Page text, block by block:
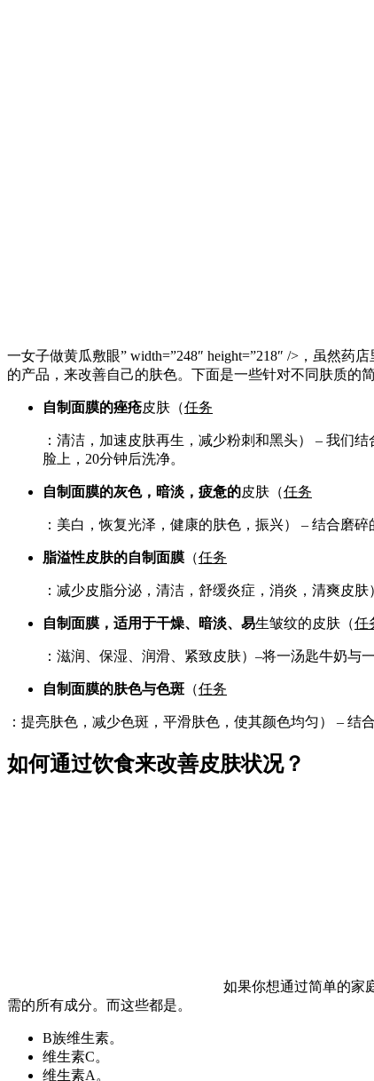
一女子做黄瓜敷眼” width=”248″ height=”218″ />，虽然
的产品，来改善自己的肤色。下面是一些针对不同肤质的
自制面膜的痤疮皮肤（任务
：清洁，加速皮肤再生，减少粉刺和黑头） – 我们
脸上，20分钟后洗净。
自制面膜的灰色，暗淡，疲惫的皮肤（任务
：美白，恢复光泽，健康的肤色，振兴） – 结合磨
脂溢性皮肤的自制面膜 （任务
：减少皮脂分泌，清洁，舒缓炎症，消炎，清爽皮
自制面膜，适用于干燥、暗淡、易生皱纹的皮肤（任
：滋润、保湿、润滑、紧致皮肤）–将一汤匙牛奶
自制面膜的肤色与色斑 （任务
：提亮肤色，减少色斑，平滑肤色，使其颜色均匀） – 结
如何通过饮食来改善皮肤状况？
如果你想通过简单的家
需的所有成分。而这些都是。
B族维生素。
维生素C。
维生素A。